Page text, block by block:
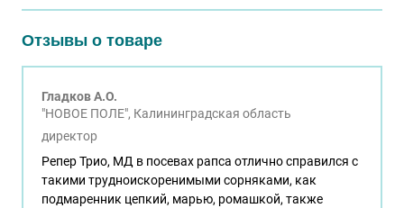
Отзывы о товаре
Гладков А.О.
"НОВОЕ ПОЛЕ", Калининградская область
директор
Репер Трио, МД в посевах рапса отлично справился с
такими трудноискоренимыми сорняками, как
подмаренник цепкий, марью, ромашкой, также